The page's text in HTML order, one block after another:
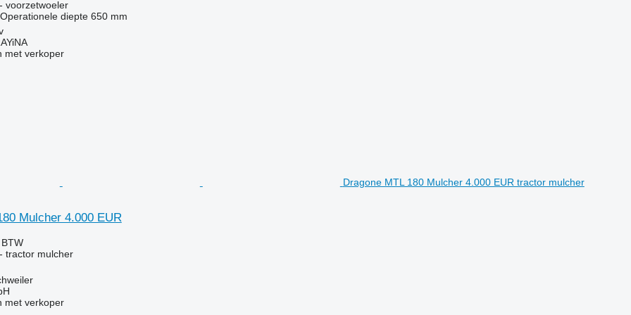
voorzetwoeler
Operationele diepte 650 mm
met verkoper
Dragone MTL 180 Mulcher 4.000 EUR tractor mulcher
Mulcher 4.000 EUR
tractor mulcher
met verkoper